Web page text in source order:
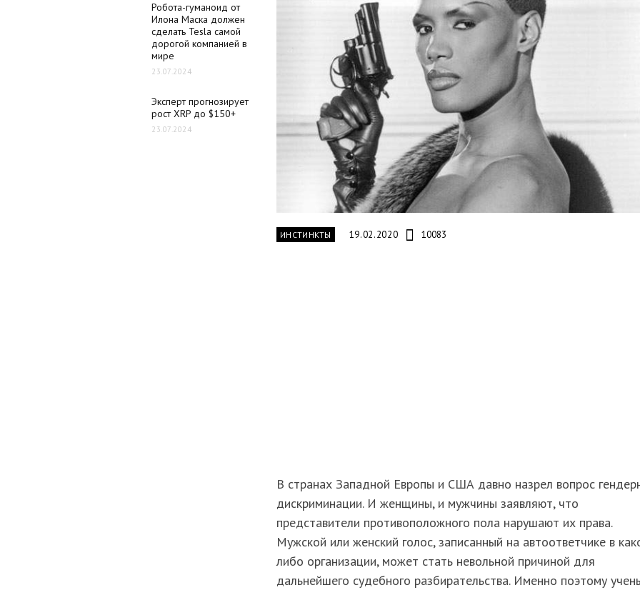
Робота-гуманоид от
Илона Маска должен
сделать Tesla самой
дорогой компанией в
мире
23.07.2024
Эксперт прогнозирует
рост XRP до $150+
23.07.2024
ИНСТИНКТЫ 19.02.2020 10083
В странах Западной Европы и США давно назрел вопрос
дискриминации. И женщины, и мужчины заявляют, что
представители противоположного пола нарушают их права.
Мужской или женский голос, записанный на автоответчике в
либо организации, может стать невольной причиной для
дальнейшего судебного разбирательства. Именно поэтому